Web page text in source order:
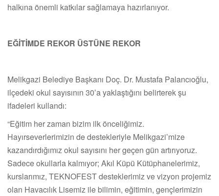
halkına önemli katkılar sağlamaya hazırlanıyor.
EĞİTİMDE REKOR ÜSTÜNE REKOR
Melikgazi Belediye Başkanı Doç. Dr. Mustafa Palancıoğlu,
ilçedeki okul sayısının 30’a yaklaştığını belirterek şu
ifadeleri kullandı:
“Eğitim her zaman bizim ilk önceliğimiz.
Hayırseverlerimizin de destekleriyle Melikgazi’mize
kazandırdığımız okul sayısını her geçen gün artırıyoruz.
Sadece okullarla kalmıyor; Akıl Küpü Kütüphanelerimiz,
kurslarımız, TEKNOFEST desteklerimiz ve vizyon projemiz
olan Havacılık Lisemiz ile bilimin, eğitimin, gençlerimizin